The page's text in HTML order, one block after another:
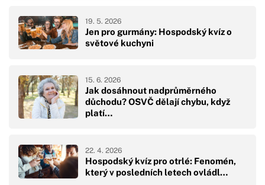
Jen pro gurmány: Hospodský kvíz o
světové kuchyni
19. 5. 2026
Jak dosáhnout nadprůměrného
důchodu? OSVČ dělají chybu, když
platí…
15. 6. 2026
Hospodský kvíz pro otrlé: Fenomén,
který v posledních letech ovládl…
22. 4. 2026